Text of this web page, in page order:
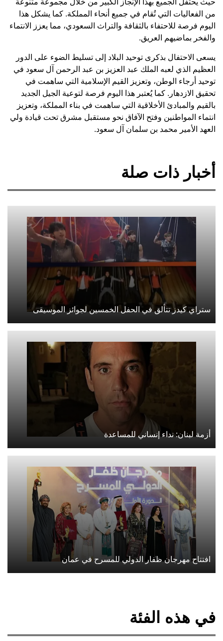
من الفعاليات التي تُقام في جميع أنحاء المملكة. كما يشكل هذا
اليوم فرصة للاحتفاء بالثقافة والتراث السعودي، مما يعزز الانتماء
والفخر بماضيهم العريق.
يسعى الاحتفال بذكرى توحيد البلاد إلى تسليط الضوء على الدور
العظيم الذي لعبه الملك عبد العزيز بن عبد الرحمن آل سعود في
توحيد أرجاء الوطن، وتعزيز القيم الإسلامية التي ساهمت في
تحقيق الازدهار. كما يُعتبر هذا اليوم فرصة لتوعية الجيل الجديد
بالقيم والمبادئ الأخلاقية التي ساهمت في بناء المملكة، وتعزيز
انتماء المواطنين وفتح الآفاق نحو مستقبل مشرق تحت قيادة ولي
العهد الأمير محمد بن سلمان آل سعود.
أخبار ذات صلة
ستراي كيدز تتألق في الحفل الخمسين لجوائز الموسيقى
أزمة لبنان: نداء إنساني للمساعدة
افتتاح مهرجان ظفار الدولي للمسرح في عمان
في هذه الفئة